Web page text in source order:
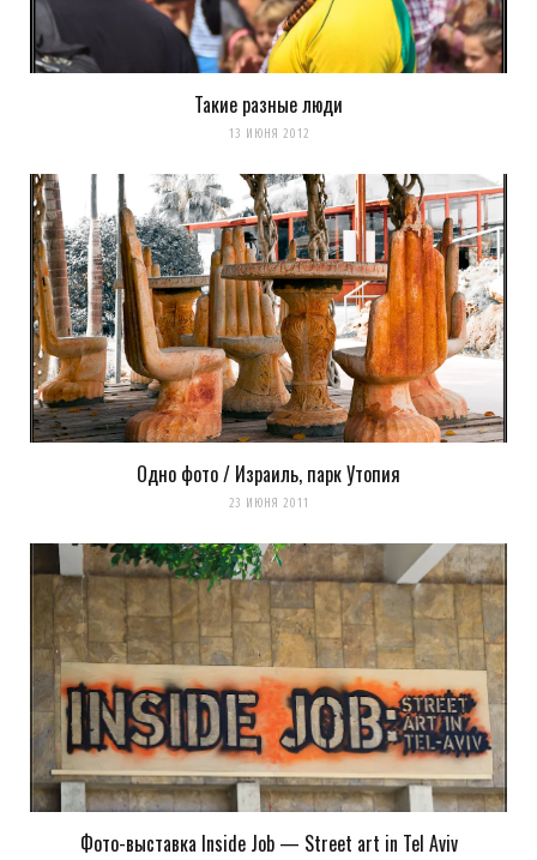
Такие разные люди
13 ИЮНЯ 2012
Одно фото / Израиль, парк Утопия
23 ИЮНЯ 2011
Фото-выставка Inside Job — Street art in Tel Aviv